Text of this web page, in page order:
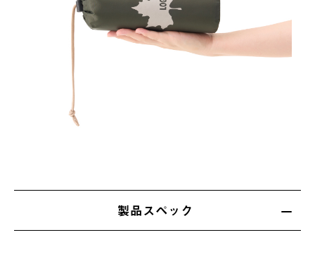
製品スペック